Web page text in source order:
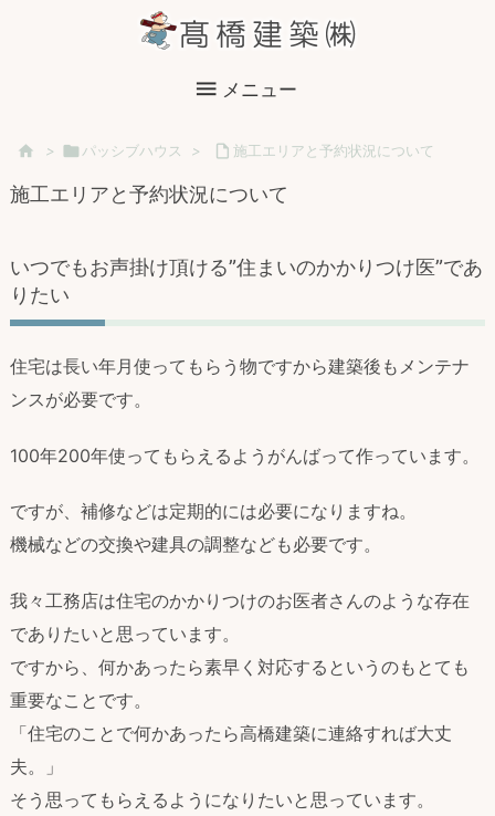
メニュー
 > パッシブハウス >  施工エリアと予約状況について
施工エリアと予約状況について
いつでもお声掛け頂ける”住まいのかかりつけ医”であ
りたい
住宅は長い年月使ってもらう物ですから建築後もメンテナ
ンスが必要です。
100年200年使ってもらえるようがんばって作っています。
ですが、補修などは定期的には必要になりますね。
機械などの交換や建具の調整なども必要です。
我々工務店は住宅のかかりつけのお医者さんのような存在
でありたいと思っています。
ですから、何かあったら素早く対応するというのもとても
重要なことです。
「住宅のことで何かあったら高橋建築に連絡すれば大丈
夫。」
そう思ってもらえるようになりたいと思っています。